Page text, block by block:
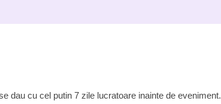
dau cu cel putin 7 zile lucratoare inainte de eveniment.